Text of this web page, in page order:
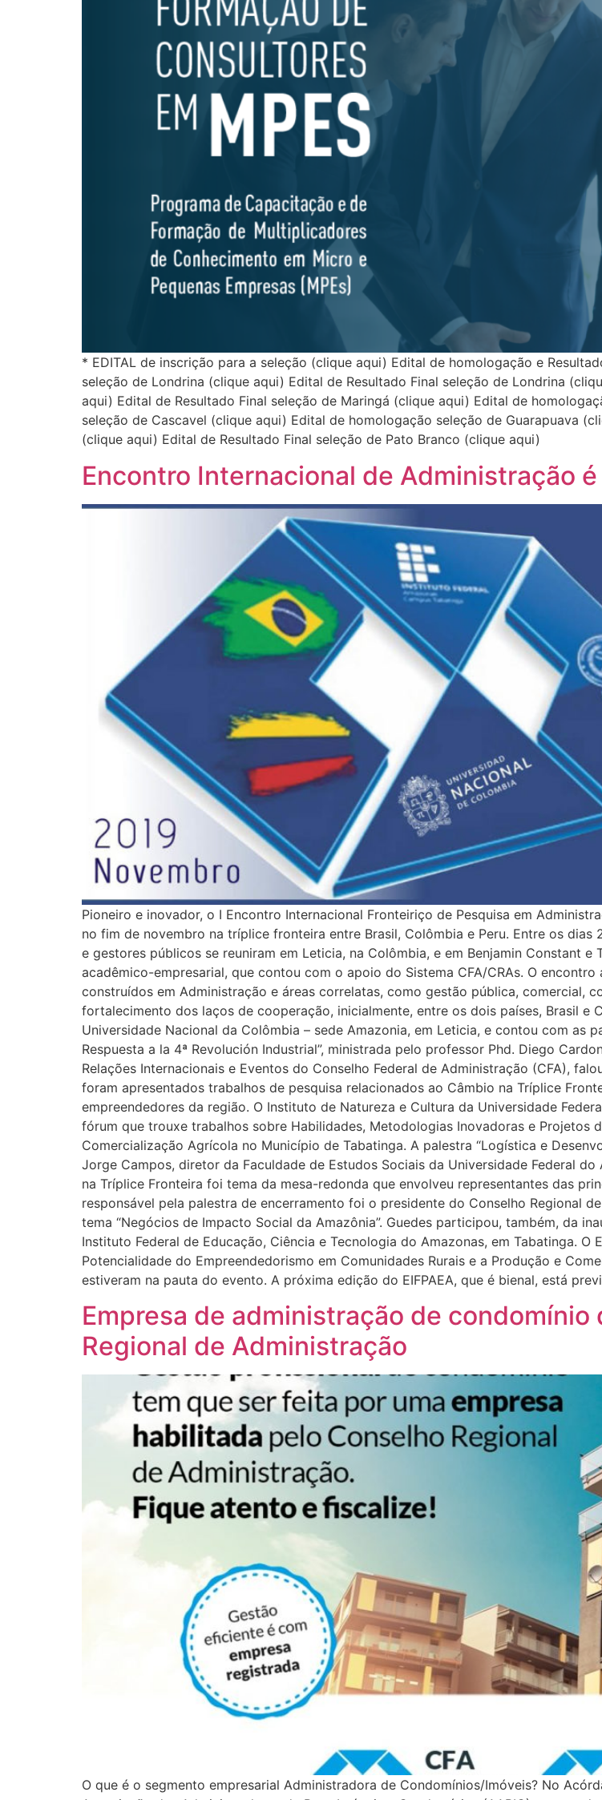
* EDITAL de inscrição para a seleção (clique aqui) Edital de homologação e
seleção de Londrina (clique aqui) Edital de Resultado Final seleção de Londrina
aqui) Edital de Resultado Final seleção de Maringá (clique aqui) Edital de
seleção de Cascavel (clique aqui) Edital de homologação seleção de Guarapuava
(clique aqui) Edital de Resultado Final seleção de Pato Branco (clique aqui)
Encontro Internacional de Administração
Pioneiro e inovador, o I Encontro Internacional Fronteiriço de Pesquisa em
no fim de novembro na tríplice fronteira entre Brasil, Colômbia e Peru. Entre os
e gestores públicos se reuniram em Leticia, na Colômbia, e em Benjamin Constant
acadêmico-empresarial, que contou com o apoio do Sistema CFA/CRAs. O
construídos em Administração e áreas correlatas, como gestão pública, comercial,
fortalecimento dos laços de cooperação, inicialmente, entre os dois países, Brasil e
Universidade Nacional da Colômbia – sede Amazonia, em Leticia, e contou com as
Respuesta a la 4ª Revolución Industrial”, ministrada pelo professor Phd. Diego
Relações Internacionais e Eventos do Conselho Federal de Administração (CFA),
foram apresentados trabalhos de pesquisa relacionados ao Câmbio na Tríplice
empreendedores da região. O Instituto de Natureza e Cultura da Universidade
fórum que trouxe trabalhos sobre Habilidades, Metodologias Inovadoras e Projetos
Comercialização Agrícola no Município de Tabatinga. A palestra “Logística e
Jorge Campos, diretor da Faculdade de Estudos Sociais da Universidade Federal
na Tríplice Fronteira foi tema da mesa-redonda que envolveu representantes das
responsável pela palestra de encerramento foi o presidente do Conselho Regional
tema “Negócios de Impacto Social da Amazônia”. Guedes participou, também, da
Instituto Federal de Educação, Ciência e Tecnologia do Amazonas, em Tabatinga.
Potencialidade do Empreendedorismo em Comunidades Rurais e a Produção e
estiveram na pauta do evento. A próxima edição do EIFPAEA, que é bienal, está
Empresa de administração de
Regional de Administração
O que é o segmento empresarial Administradora de Condomínios/Imóveis? No